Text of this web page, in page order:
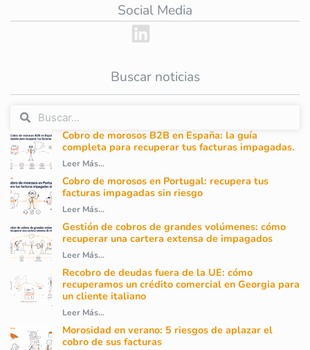
Social Media
Buscar noticias
Cobro de morosos B2B en España: la guía
completa para recuperar tus facturas impagadas.
Leer Más...
Cobro de morosos en Portugal: recupera tus
facturas impagadas sin riesgo
Leer Más...
Gestión de cobros de grandes volúmenes: cómo
recuperar una cartera extensa de impagados
Leer Más...
Recobro de deudas fuera de la UE: cómo
recuperamos un crédito comercial en Georgia para
un cliente italiano
Leer Más...
Morosidad en verano: 5 riesgos de aplazar el
cobro de sus facturas